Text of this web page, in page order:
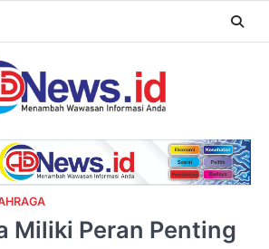
Miliki Peran Penting